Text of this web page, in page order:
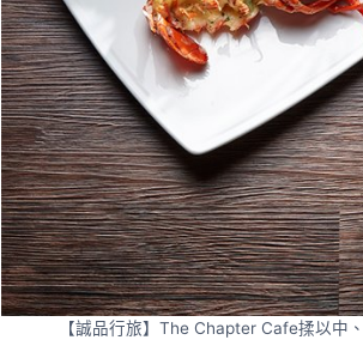
【誠品行旅】The Chapter Cafe揉以中